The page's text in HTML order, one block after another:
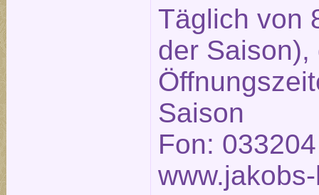
Täglich von
der Saison),
Saison
Fon: